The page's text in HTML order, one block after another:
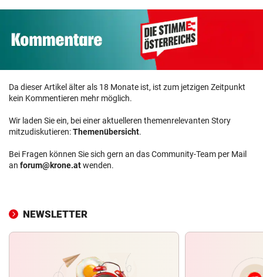
Da dieser Artikel älter als 18 Monate ist, ist zum jetzigen Zeitpunkt
kein Kommentieren mehr möglich.
Wir laden Sie ein, bei einer aktuelleren themenrelevanten Story
mitzudiskutieren:Themenübersicht.
Bei Fragen können Sie sich gern an das Community-Team per Mail
an forum@krone.atwenden.
NEWSLETTER